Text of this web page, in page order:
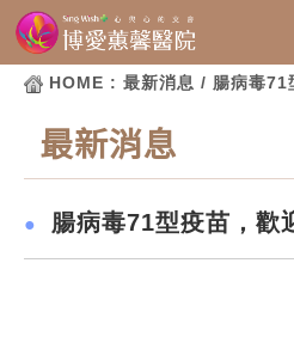
HOME : 最新消息 / 腸病毒71
最新消息
● 腸病毒71型疫苗，歡